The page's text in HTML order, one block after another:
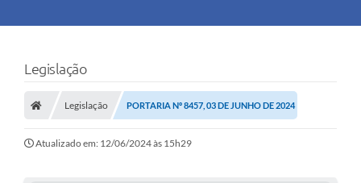
Legislação
Legislação PORTARIA Nº 8457, 03 DE JUNHO DE 2024
Atualizado em: 12/06/2024 às 15h29